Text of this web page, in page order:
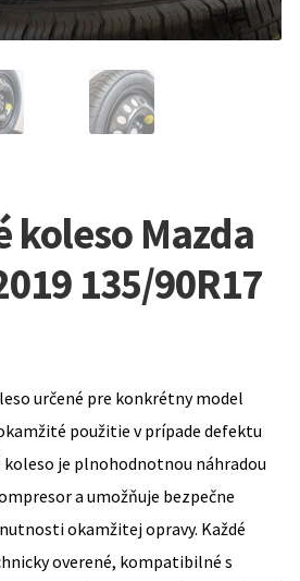
koleso Mazda
135/90R17
určené pre konkrétny model
použitie v prípade defektu
koleso je plnohodnotnou náhradou
a umožňuje bezpečne
okamžitej opravy. Každé
overené, kompatibilné s